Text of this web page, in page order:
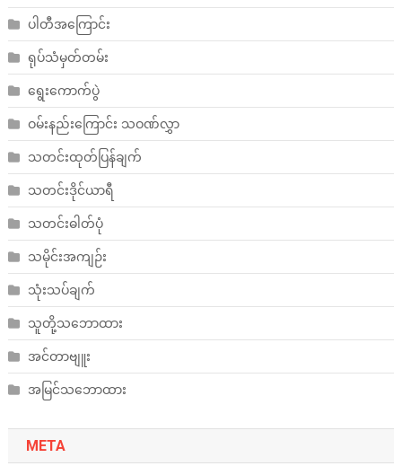
ပါတီအကြောင်း
ရုပ်သံမှတ်တမ်း
ရွေးကောက်ပွဲ
ဝမ်းနည်းကြောင်း သဝဏ်လွှာ
သတင်းထုတ်ပြန်ချက်
သတင်းဒိုင်ယာရီ
သတင်းဓါတ်ပုံ
သမိုင်းအကျဉ်း
သုံးသပ်ချက်
သူတို့သဘောထား
အင်တာဗျူး
အမြင်သဘောထား
META